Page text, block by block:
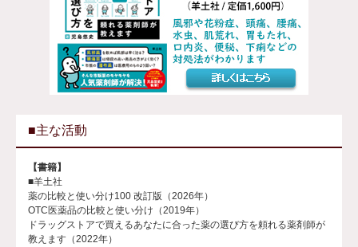
■主な活動
【書籍】
■羊土社
薬の比較と使い分け100 改訂版（2026年）
OTC医薬品の比較と使い分け（2019年）
ドラッグストアで買えるあなたに合った薬の選び方を頼れる薬剤師が
教えます（2022年）